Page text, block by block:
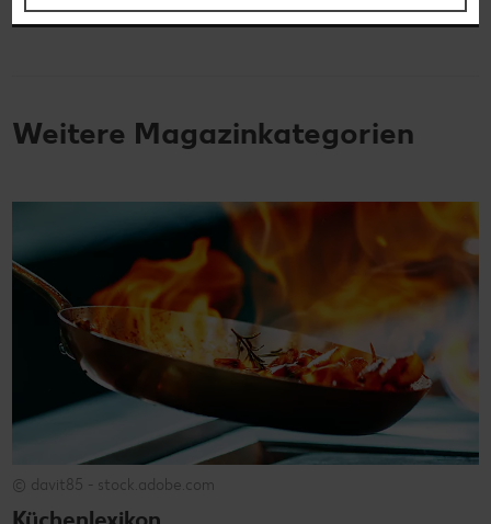
Weitere Magazinkategorien
© davit85 - stock.adobe.com